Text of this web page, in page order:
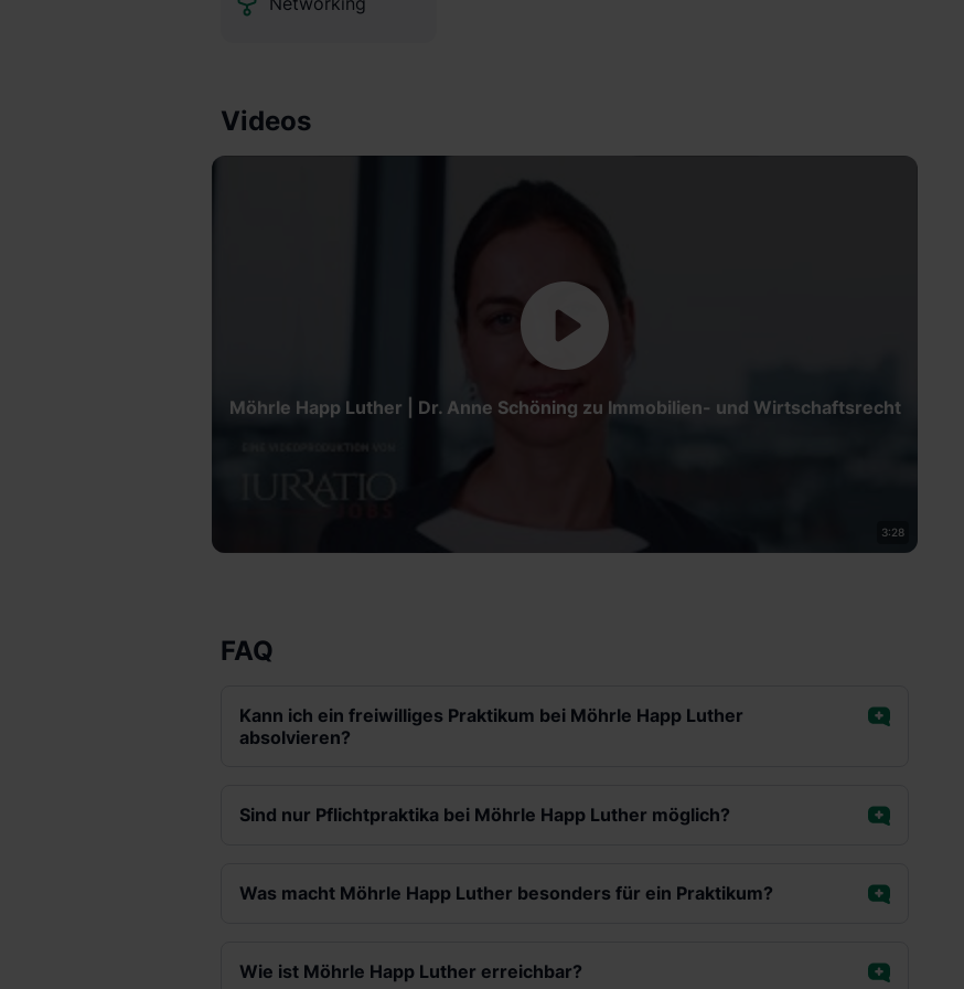
Videos
Möhrle Happ Luther | Dr. Anne Schöning zu Immobilien- und Wirtschaftsrecht
3:28
FAQ
Kann ich ein freiwilliges Praktikum bei Möhrle Happ Luther
absolvieren?
Sind nur Pflichtpraktika bei Möhrle Happ Luther möglich?
Was macht Möhrle Happ Luther besonders für ein Praktikum?
Wie ist Möhrle Happ Luther erreichbar?